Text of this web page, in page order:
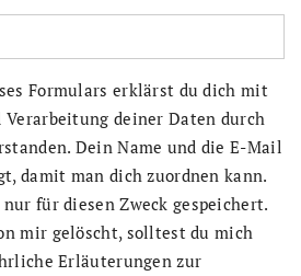
Formulars erklärst du dich mit
Verarbeitung deiner Daten durch
Dein Name und die E-Mail
damit man dich zuordnen kann.
für diesen Zweck gespeichert.
mir gelöscht, solltest du mich
Erläuterungen zur